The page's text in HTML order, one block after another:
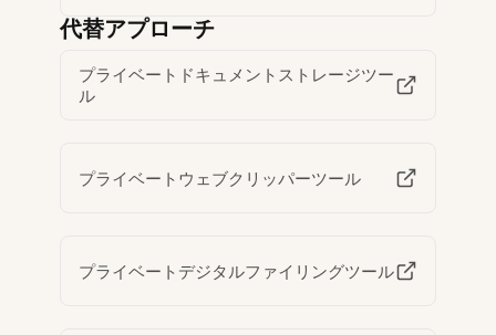
代替アプローチ
プライベートドキュメントストレージツー
ル
プライベートウェブクリッパーツール
プライベートデジタルファイリングツール